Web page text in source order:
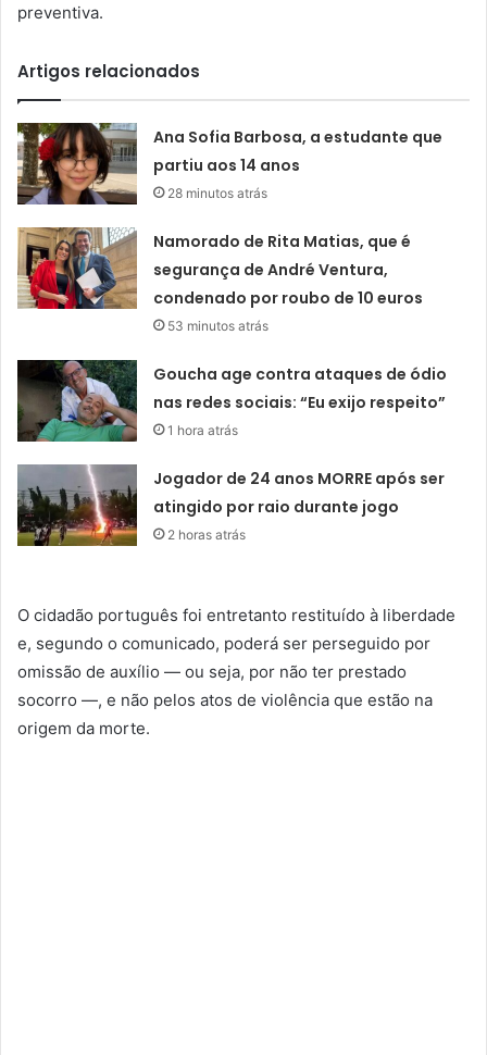
preventiva.
Artigos relacionados
Ana Sofia Barbosa, a estudante que
partiu aos 14 anos
28 minutos atrás
Namorado de Rita Matias, que é
segurança de André Ventura,
condenado por roubo de 10 euros
53 minutos atrás
Goucha age contra ataques de ódio
nas redes sociais: “Eu exijo respeito”
1 hora atrás
Jogador de 24 anos MORRE após ser
atingido por raio durante jogo
2 horas atrás
O cidadão português foi entretanto restituído à liberdade
e, segundo o comunicado, poderá ser perseguido por
omissão de auxílio — ou seja, por não ter prestado
socorro —, e não pelos atos de violência que estão na
origem da morte.